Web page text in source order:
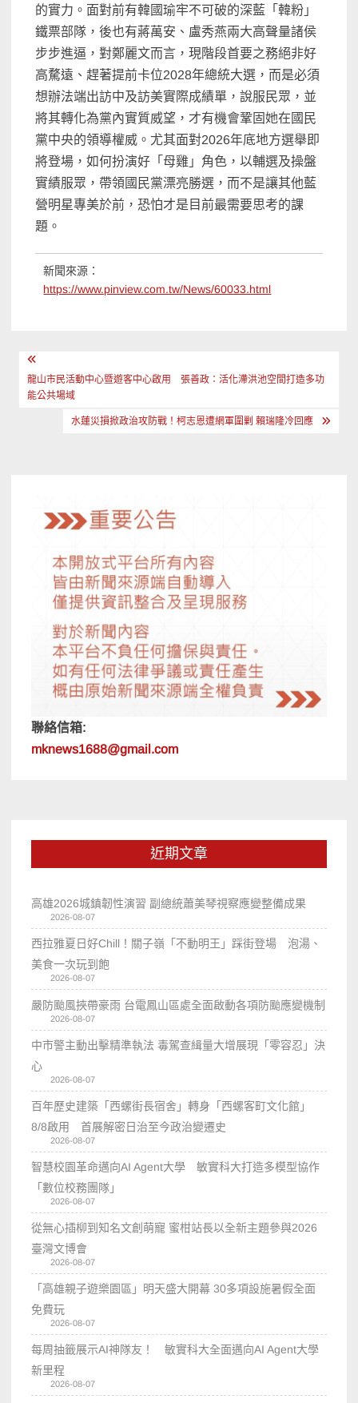
的實力。面對前有韓國瑜牢不可破的深藍「韓粉」
鐵票部隊，後也有蔣萬安、盧秀燕兩大高聲量諸侯
步步進逼，對鄭麗文而言，現階段首要之務絕非好
高騖遠、趕著提前卡位2028年總統大選，而是必須
想辦法端出訪中及訪美實際成績單，說服民眾，並
將其轉化為黨內實質威望，才有機會鞏固她在國民
黨中央的領導權威。尤其面對2026年底地方選舉即
將登場，如何扮演好「母雞」角色，以輔選及操盤
實績服眾，帶領國民黨漂亮勝選，而不是讓其他藍
營明星專美於前，恐怕才是目前最需要思考的課
題。
新聞來源：
https://www.pinview.com.tw/News/60033.html
文
章
龍山市民活動中心暨遊客中心啟用 張善政：活化滯洪池空間打造多功
能公共場域
水蓮災損掀政治攻防戰！柯志恩遭網軍圍剿 賴瑞隆冷回應
聯絡信箱:
mknews1688@gmail.com
近期文章
高雄2026城鎮韌性演習 副總統蕭美琴視察應變整備成果
2026-08-07
西拉雅夏日好Chill！關子嶺「不動明王」踩街登場 泡湯、
美食一次玩到飽
2026-08-07
嚴防颱風挾帶豪雨 台電鳳山區處全面啟動各項防颱應變機制
2026-08-07
中市警主動出擊精準執法 毒駕查緝量大增展現「零容忍」決
心
2026-08-07
百年歷史建築「西螺街長宿舍」轉身「西螺客町文化館」
8/8啟用 首展解密日治至今政治變遷史
2026-08-07
智慧校園革命邁向AI Agent大學 敏實科大打造多模型協作
「數位校務團隊」
2026-08-07
從無心插柳到知名文創萌寵 蜜柑站長以全新主題參與2026
臺灣文博會
2026-08-07
「高雄親子遊樂園區」明天盛大開幕 30多項設施暑假全面
免費玩
2026-08-07
每周抽籤展示AI神隊友！ 敏實科大全面邁向AI Agent大學
新里程
2026-08-07